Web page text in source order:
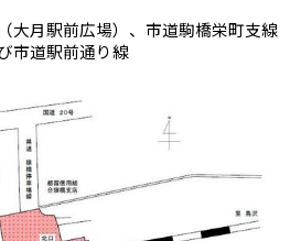
大月駅前広場）、市道駒橋栄町支線
市道駅前通り線